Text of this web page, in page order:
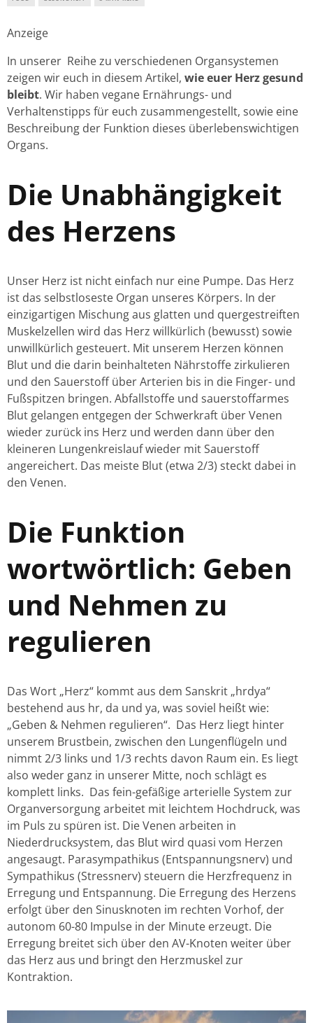
Anzeige
In unserer Reihe zu verschiedenen Organsystemen
zeigen wir euch in diesem Artikel, wie euer Herz gesund
bleibt. Wir haben vegane Ernährungs- und
Verhaltenstipps für euch zusammengestellt, sowie eine
Beschreibung der Funktion dieses überlebenswichtigen
Organs.
Die Unabhängigkeit
des Herzens
Unser Herz ist nicht einfach nur eine Pumpe. Das Herz
ist das selbstloseste Organ unseres Körpers. In der
einzigartigen Mischung aus glatten und quergestreiften
Muskelzellen wird das Herz willkürlich (bewusst) sowie
unwillkürlich gesteuert. Mit unserem Herzen können
Blut und die darin beinhalteten Nährstoffe zirkulieren
und den Sauerstoff über Arterien bis in die Finger- und
Fußspitzen bringen. Abfallstoffe und sauerstoffarmes
Blut gelangen entgegen der Schwerkraft über Venen
wieder zurück ins Herz und werden dann über den
kleineren Lungenkreislauf wieder mit Sauerstoff
angereichert. Das meiste Blut (etwa 2/3) steckt dabei in
den Venen.
Die Funktion
wortwörtlich: Geben
und Nehmen zu
regulieren
Das Wort „Herz“ kommt aus dem Sanskrit „hrdya“
bestehend aus hr, da und ya, was soviel heißt wie:
„Geben & Nehmen regulieren“. Das Herz liegt hinter
unserem Brustbein, zwischen den Lungenflügeln und
nimmt 2/3 links und 1/3 rechts davon Raum ein. Es liegt
also weder ganz in unserer Mitte, noch schlägt es
komplett links. Das fein-gefäßige arterielle System zur
Organversorgung arbeitet mit leichtem Hochdruck, was
im Puls zu spüren ist. Die Venen arbeiten in
Niederdrucksystem, das Blut wird quasi vom Herzen
angesaugt. Parasympathikus (Entspannungsnerv) und
Sympathikus (Stressnerv) steuern die Herzfrequenz in
Erregung und Entspannung. Die Erregung des Herzens
erfolgt über den Sinusknoten im rechten Vorhof, der
autonom 60-80 Impulse in der Minute erzeugt. Die
Erregung breitet sich über den AV-Knoten weiter über
das Herz aus und bringt den Herzmuskel zur
Kontraktion.